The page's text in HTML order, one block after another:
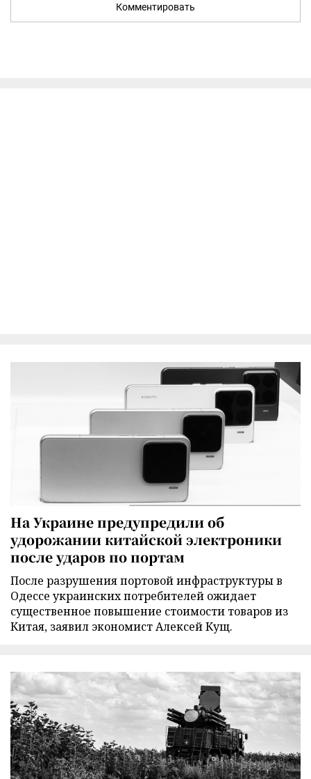
Комментировать
На Украине предупредили об
удорожании китайской электроники
после ударов по портам
После разрушения портовой инфраструктуры в
Одессе украинских потребителей ожидает
существенное повышение стоимости товаров из
Китая, заявил экономист Алексей Кущ.